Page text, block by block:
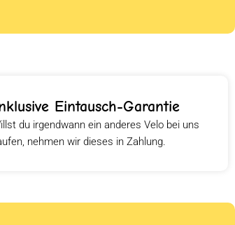
Eintausch-Garantie
du irgendwann ein anderes Velo bei uns
nehmen wir dieses in Zahlung.